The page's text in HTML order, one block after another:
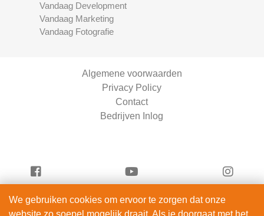
Vandaag Development
Vandaag Marketing
Vandaag Fotografie
Algemene voorwaarden
Privacy Policy
Contact
Bedrijven Inlog
Vandaag Scooters is onderdeel van
We gebruiken cookies om ervoor te zorgen dat onze
website zo soepel mogelijk draait. Als je doorgaat met het